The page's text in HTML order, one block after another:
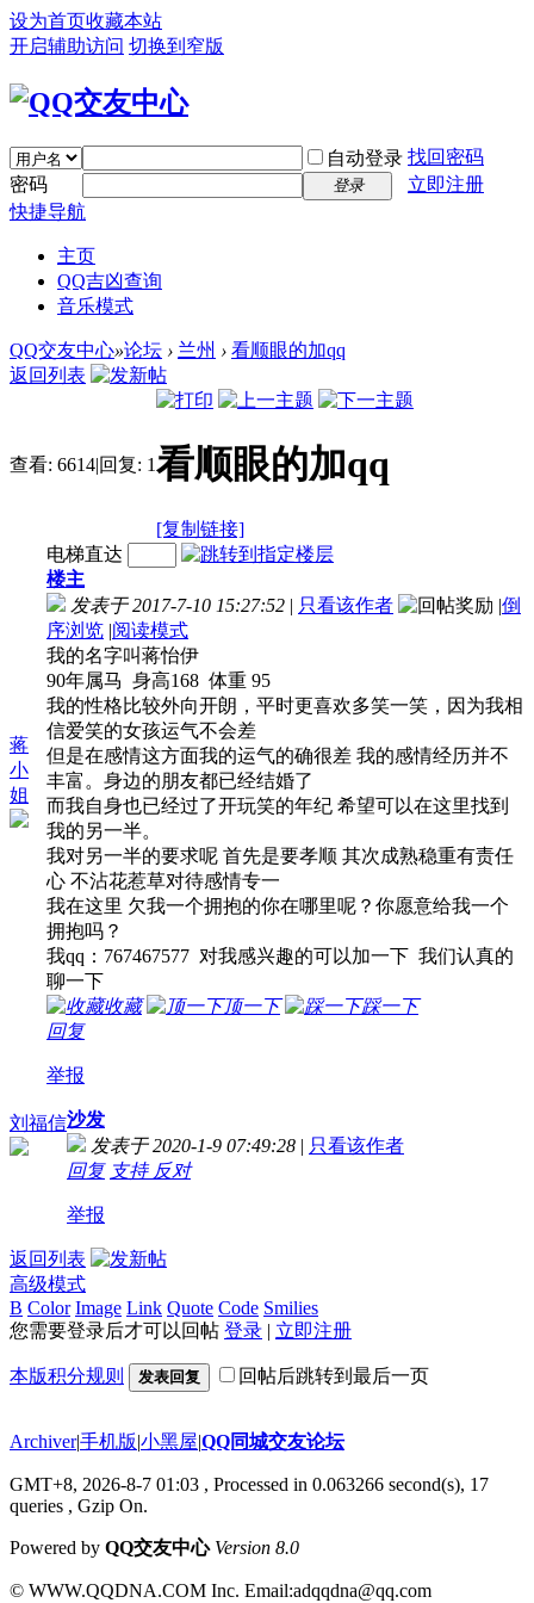
设为首页收藏本站
开启辅助访问 切换到窄版
自动登录 找回密码
密码
登录
立即注册
快捷导航
主页
QQ吉凶查询
音乐模式
QQ交友中心»论坛 › 兰州 › 看顺眼的加qq
返回列表
查看: 6614|回复: 1看顺眼的加qq
[复制链接]
蒋
小
姐
电梯直达
楼主
发表于 2017-7-10 15:27:52 | 只看该作者 |倒
序浏览 |阅读模式
我的名字叫蒋怡伊
90年属马 身高168 体重 95
我的性格比较外向开朗，平时更喜欢多笑一笑，因为我相
信爱笑的女孩运气不会差
但是在感情这方面我的运气的确很差 我的感情经历并不
丰富。身边的朋友都已经结婚了
而我自身也已经过了开玩笑的年纪 希望可以在这里找到
我的另一半。
我对另一半的要求呢 首先是要孝顺 其次成熟稳重有责任
心 不沾花惹草对待感情专一
我在这里 欠我一个拥抱的你在哪里呢？你愿意给我一个
拥抱吗？
我qq：767467577 对我感兴趣的可以加一下 我们认真的
聊一下
收藏
顶一下
踩一下
回复
举报
刘福信沙发
发表于 2020-1-9 07:49:28 | 只看该作者
回复 支持 反对
举报
返回列表
高级模式
B Color Image Link Quote Code Smilies
您需要登录后才可以回帖 登录 | 立即注册
本版积分规则 发表回复 回帖后跳转到最后一页
Archiver|手机版|小黑屋|QQ同城交友论坛
GMT+8, 2026-8-7 01:03 , Processed in 0.063266 second(s), 17
queries , Gzip On.
Powered by QQ交友中心 Version 8.0
© WWW.QQDNA.COM Inc. Email:adqqdna@qq.com